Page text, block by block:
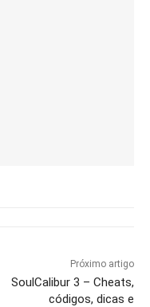
Próximo artigo
SoulCalibur 3 – Cheats,
códigos, dicas e